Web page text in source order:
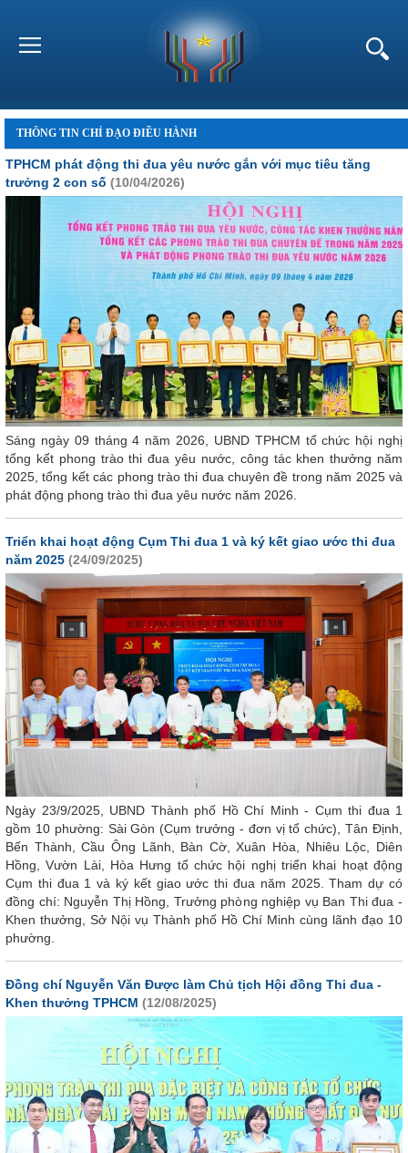
THÔNG TIN CHỈ ĐẠO ĐIỀU HÀNH
TPHCM phát động thi đua yêu nước gắn với mục tiêu tăng
trưởng 2 con số (10/04/2026)
Sáng ngày 09 tháng 4 năm 2026, UBND TPHCM tổ chức hội nghị
tổng kết phong trào thi đua yêu nước, công tác khen thưởng năm
2025, tổng kết các phong trào thi đua chuyên đề trong năm 2025 và
phát động phong trào thi đua yêu nước năm 2026.
Triển khai hoạt động Cụm Thi đua 1 và ký kết giao ước thi đua
năm 2025 (24/09/2025)
Ngày 23/9/2025, UBND Thành phố Hồ Chí Minh - Cụm thi đua 1
gồm 10 phường: Sài Gòn (Cụm trưởng - đơn vị tổ chức), Tân Định,
Bến Thành, Cầu Ông Lãnh, Bàn Cờ, Xuân Hòa, Nhiêu Lộc, Diên
Hồng, Vườn Lài, Hòa Hưng tổ chức hội nghị triển khai hoạt động
Cụm thi đua 1 và ký kết giao ước thi đua năm 2025. Tham dự có
đồng chí: Nguyễn Thị Hồng, Trưởng phòng nghiệp vụ Ban Thi đua -
Khen thưởng, Sở Nội vụ Thành phố Hồ Chí Minh cùng lãnh đạo 10
phường.
Đồng chí Nguyễn Văn Được làm Chủ tịch Hội đồng Thi đua -
Khen thưởng TPHCM (12/08/2025)